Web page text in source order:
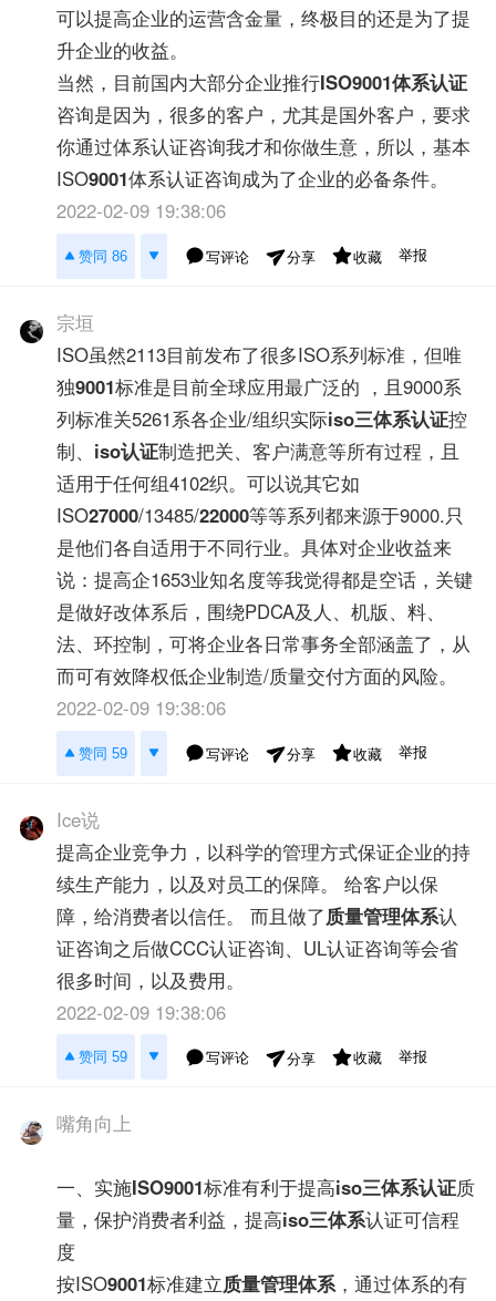
可以提高企业的运营含金量，终极目的还是为了提
升企业的收益。
当然，目前国内大部分企业推行ISO9001体系认证
咨询是因为，很多的客户，尤其是国外客户，要求
你通过体系认证咨询我才和你做生意，所以，基本
ISO9001体系认证咨询成为了企业的必备条件。
2022-02-09 19:38:06
赞同 86 写评论 分享 收藏 举报
宗垣
ISO虽然2113目前发布了很多ISO系列标准，但唯
独9001标准是目前全球应用最广泛的 ，且9000系
列标准关5261系各企业/组织实际iso三体系认证控
制、 iso认证制造把关、客户满意等所有过程，且
适用于任何组4102织。可以说其它如
ISO27000/13485/22000等等系列都来源于9000.只
是他们各自适用于不同行业。具体对企业收益来
说：提高企1653业知名度等我觉得都是空话，关键
是做好改体系后，围绕PDCA及人、机版、料、
法、环控制，可将企业各日常事务全部涵盖了，从
而可有效降权低企业制造/质量交付方面的风险。
2022-02-09 19:38:06
赞同 59 写评论 分享 收藏 举报
Ice说
提高企业竞争力，以科学的管理方式保证企业的持
续生产能力，以及对员工的保障。 给客户以保
障，给消费者以信任。 而且做了质量管理体系认
证咨询之后做CCC认证咨询、UL认证咨询等会省
很多时间，以及费用。
2022-02-09 19:38:06
赞同 59 写评论 分享 收藏 举报
嘴角向上
一、实施ISO9001标准有利于提高iso三体系认证质
量，保护消费者利益，提高iso三体系认证可信程
度
按ISO9001标准建立质量管理体系，通过体系的有